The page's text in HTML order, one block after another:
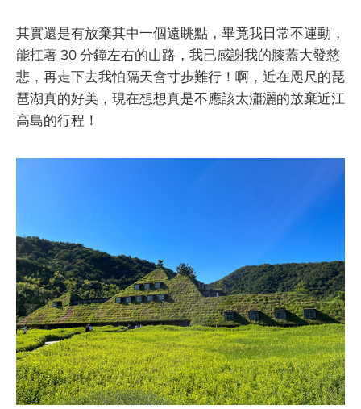
其實還是有放棄其中一個遠眺點，畢竟我日常不運動，
能扛著 30 分鐘左右的山路，我已感謝我的膝蓋大發慈
悲，再走下去我怕隔天會寸步難行！啊，近在咫尺的琵
琶湖真的好美，現在想想真是不應該太瀟灑的放棄近江
高島的行程！